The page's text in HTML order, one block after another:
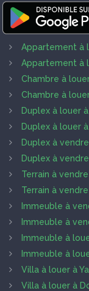
Appartement à
Appartement à
Chambre à
Chambre à
Duplex à louer
Duplex à louer
Duplex à
Duplex à
Terrain à
Terrain à
Immeuble à
Immeuble à
Immeuble à
Immeuble à
Villa à louer à
Villa à louer à